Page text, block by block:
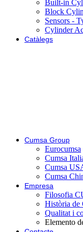
Built-in
Block
Sensors -
Cylinder
Catàlegs
Cumsa Group
Eurocumsa
Cumsa
Cumsa
Cumsa
Empresa
Filosofia
Història de
Qualitat i
Elemento